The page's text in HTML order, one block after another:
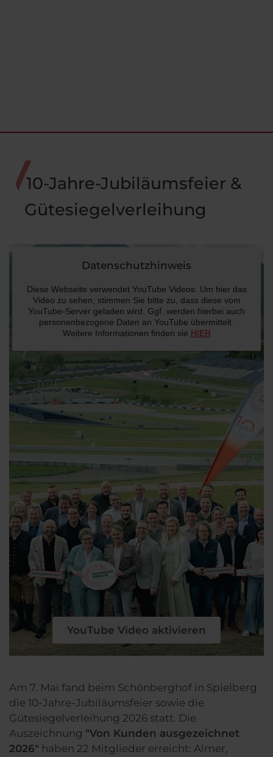
10-Jahre-Jubiläumsfeier &
Gütesiegelverleihung
Datenschutzhinweis
Diese Webseite verwendet YouTube Videos. Um hier das
Video zu sehen, stimmen Sie bitte zu, dass diese vom
YouTube-Server geladen wird. Ggf. werden hierbei auch
personenbezogene Daten an YouTube übermittelt.
Weitere Informationen finden sie HIER
Am 7. Mai fand beim Schönberghof in Spielberg
die 10-Jahre-Jubiläumsfeier sowie die
Gütesiegelverleihung 2026 statt. Die
Auszeichnung "Von Kunden ausgezeichnet
2026" haben 22 Mitglieder erreicht: Almer,